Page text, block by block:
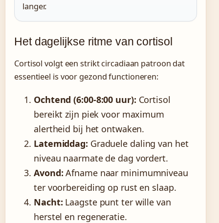
langer.
Het dagelijkse ritme van cortisol
Cortisol volgt een strikt circadiaan patroon dat
essentieel is voor gezond functioneren:
Ochtend (6:00-8:00 uur): Cortisol
bereikt zijn piek voor maximum
alertheid bij het ontwaken.
Latemiddag: Graduele daling van het
niveau naarmate de dag vordert.
Avond: Afname naar minimumniveau
ter voorbereiding op rust en slaap.
Nacht: Laagste punt ter wille van
herstel en regeneratie.